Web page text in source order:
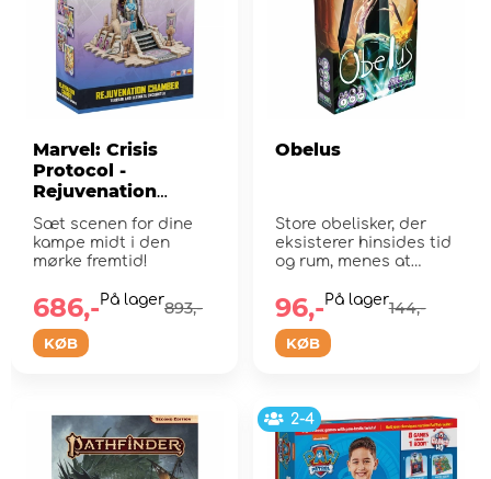
Marvel: Crisis
Protocol -
Rejuvenation
Chamber Terrain
and Ultimate
Encounter (Exp.)
Sæt scenen for dine
kampe midt i den
mørke fremtid!
KØB
893,-
686,- På lager
Obelus
Store obelisker, der
eksisterer hinsides tid
og rum, menes at
es...
KØB
144,-
96,- På lager
2-4